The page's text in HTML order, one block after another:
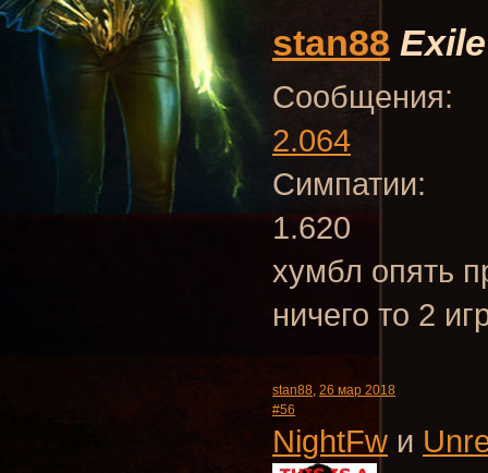
stan88 Exile
Сообщения:
2.064
Симпатии:
1.620
хумбл опять
ничего то 2
stan88, 26 мар 2018
#56
NightFw и